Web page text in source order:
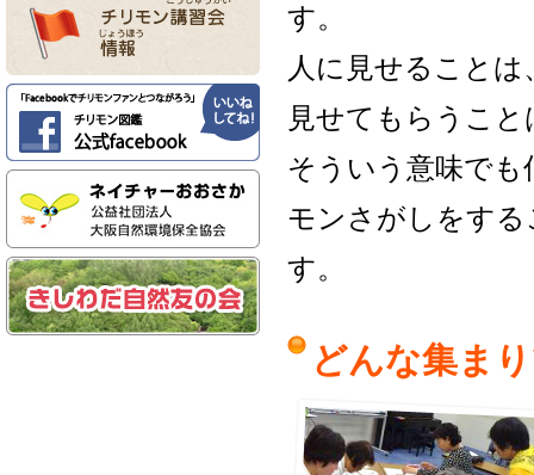
す。
人に見せること
見せてもらうこ
そういう意味で
モンさがしをす
す。
どんな集ま